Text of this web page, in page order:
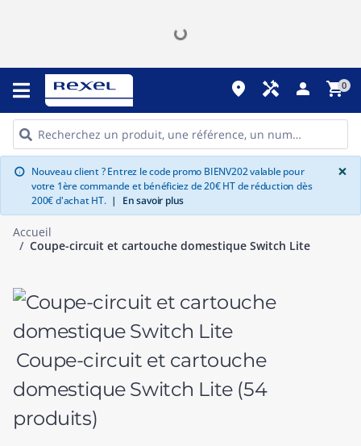
place handyman person shopping_cart0
info Nouveau client ? Entrez le code promo BIENV202 valable pour
votre 1ère commande et bénéficiez de 20€ HT de réduction dès
200€ d'achat HT. | En savoir plus
×
Accueil
Coupe-circuit et cartouche domestique Switch Lite
Coupe-circuit et cartouche
domestique Switch Lite (54
produits)